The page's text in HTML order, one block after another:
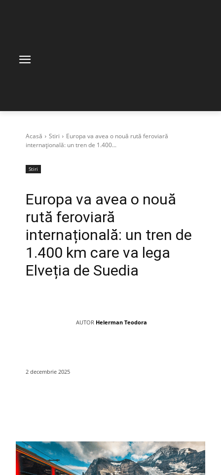
Acasă Stiri
Europa va avea o nouă rută feroviară
internațională: un tren de 1.400...
Stiri
Europa va avea o nouă
rută feroviară
internațională: un tren de
1.400 km care va lega
Elveția de Suedia
AUTOR Helerman Teodora
2 decembrie 2025